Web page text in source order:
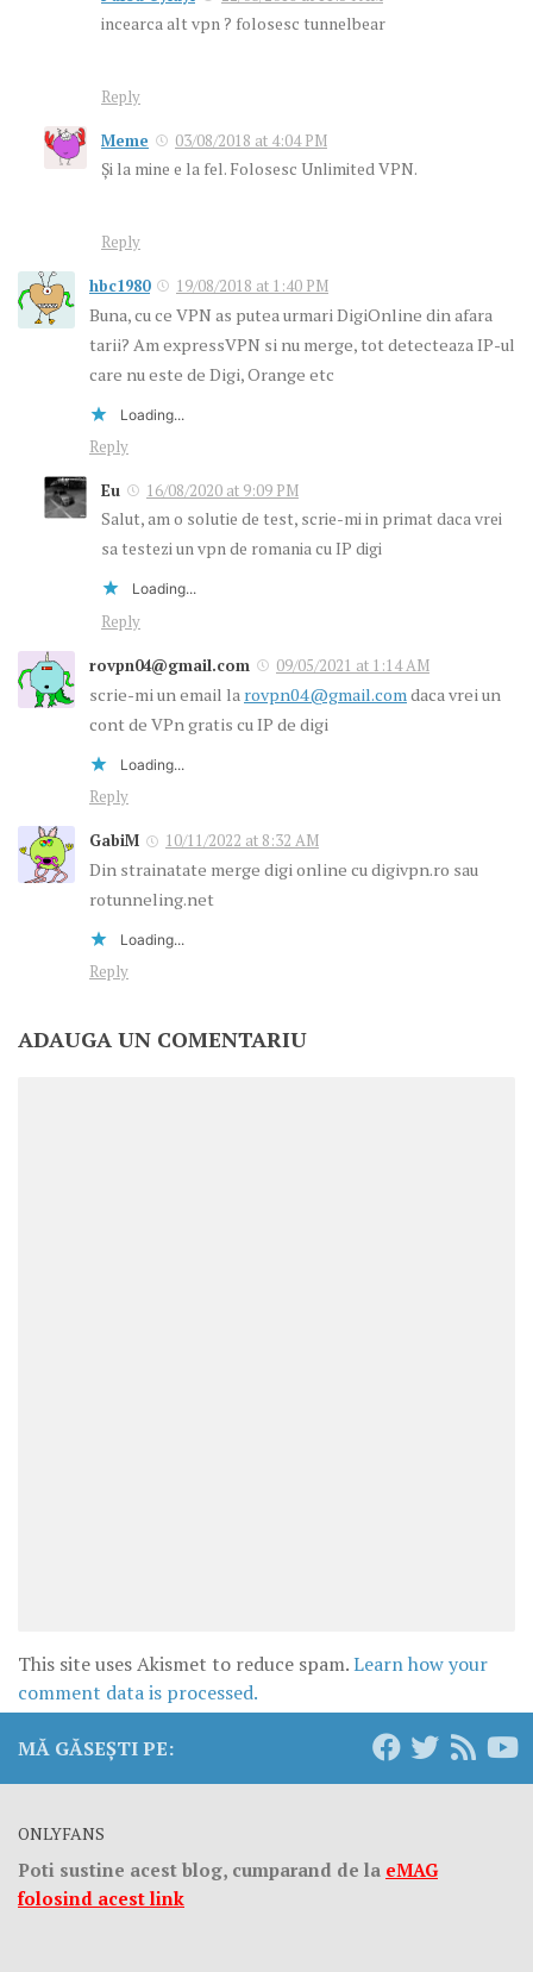
incearca alt vpn ? folosesc tunnelbear
Reply
Meme
03/08/2018 at 4:04 PM
Și la mine e la fel. Folosesc Unlimited VPN.
Reply
hbc1980 19/08/2018 at 1:40 PM
Buna, cu ce VPN as putea urmari DigiOnline din afara
tarii? Am expressVPN si nu merge, tot detecteaza IP-ul
care nu este de Digi, Orange etc
Loading...
Reply
Eu
16/08/2020 at 9:09 PM
Salut, am o solutie de test, scrie-mi in primat daca vrei
sa testezi un vpn de romania cu IP digi
Loading...
Reply
rovpn04@gmail.com 09/05/2021 at 1:14 AM
scrie-mi un email la rovpn04@gmail.comdaca vrei un
cont de VPn gratis cu IP de digi
Loading...
Reply
GabiM 10/11/2022 at 8:32 AM
Din strainatate merge digi online cu digivpn.ro sau
rotunneling.net
Loading...
Reply
ADAUGA UN COMENTARIU
This site uses Akismet to reduce spam.Learn how your
comment data is processed.
MĂ GĂSEȘTI PE:
ONLYFANS
Poti sustine acest blog, cumparand de la eMAG
folosind acest link